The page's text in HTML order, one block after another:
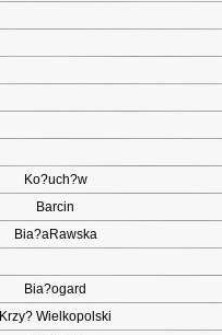
Ko?uch?w
Barcin
Bia?aRawska
Bia?ogard
Krzy? Wielkopolski